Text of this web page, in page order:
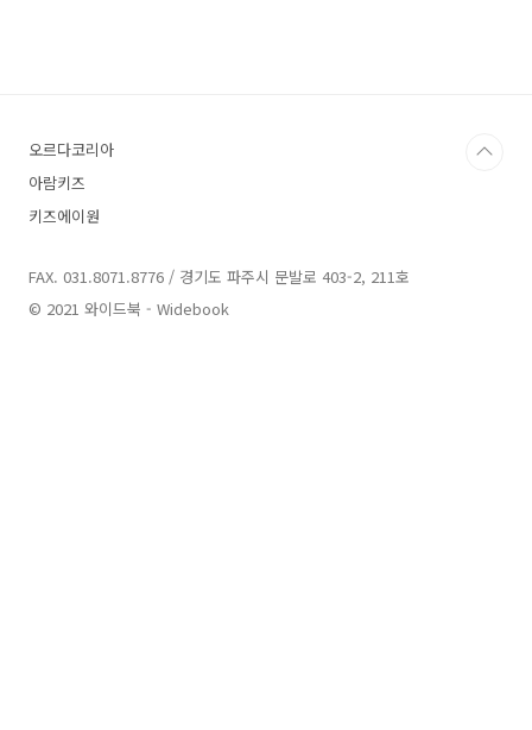
오르다코리아
아람키즈
키즈에이원
FAX. 031.8071.8776 / 경기도 파주시 문발로 403-2, 211호
© 2021 와이드북 - Widebook